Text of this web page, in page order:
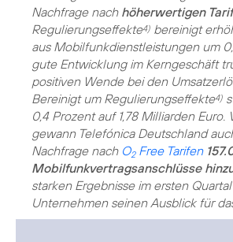
Nachfrage nach höherwertigen
Regulierungseffekte4) bereinigt
aus Mobilfunkdienstleistungen um
gute Entwicklung im Kerngeschäft
positiven Wende bei den
Bereinigt um Regulierungseffekte4)
0,4 Prozent auf 1,78 Milliarden Euro.
gewann Telefónica Deutschland
Nachfrage nach O2Free Tarifen
Mobilfunkvertragsanschlüsse
starken Ergebnisse im ersten
Unternehmen seinen Ausblick für